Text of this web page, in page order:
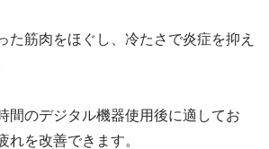
た筋肉をほぐし、冷たさで炎症を抑え
間のデジタル機器使用後に適してお
れを改善できます。